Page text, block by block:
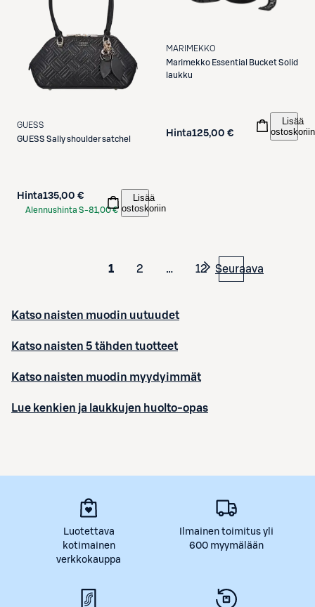
GUESS
GUESS Sally shoulder satchel
Hinta135,00 €
Alennushinta S-81,00 €
Lisää
ostoskoriin
MARIMEKKO
Marimekko Essential Bucket Solid
laukku
Hinta125,00 €
Lisää
ostoskoriin
1 2 … 12 Seuraava
Katso naisten muodin uutuudet
Katso naisten 5 tähden tuotteet
Katso naisten muodin myydyimmät
Lue kenkien ja laukkujen huolto-opas
Luotettava
kotimainen
verkkokauppa
Ilmainen toimitus yli
600 myymälään